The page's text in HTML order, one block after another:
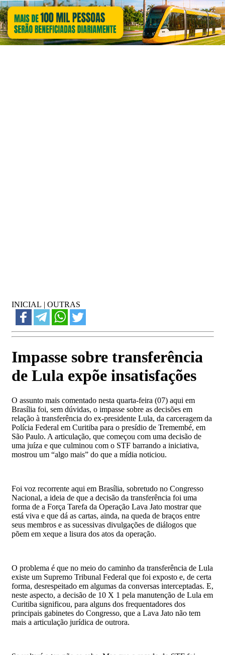
INICIAL | OUTRAS
Impasse sobre transferência
de Lula expõe insatisfações
O assunto mais comentado nesta quarta-feira (07) aqui em
Brasília foi, sem dúvidas, o impasse sobre as decisões em
relação à transferência do ex-presidente Lula, da carceragem da
Polícia Federal em Curitiba para o presídio de Tremembé, em
São Paulo. A articulação, que começou com uma decisão de
uma juíza e que culminou com o STF barrando a iniciativa,
mostrou um “algo mais” do que a mídia noticiou.
Foi voz recorrente aqui em Brasília, sobretudo no Congresso
Nacional, a ideia de que a decisão da transferência foi uma
forma de a Força Tarefa da Operação Lava Jato mostrar que
está viva e que dá as cartas, ainda, na queda de braços entre
seus membros e as sucessivas divulgações de diálogos que
põem em xeque a lisura dos atos da operação.
O problema é que no meio do caminho da transferência de Lula
existe um Supremo Tribunal Federal que foi exposto e, de certa
forma, desrespeitado em algumas da conversas interceptadas. E,
neste aspecto, a decisão de 10 X 1 pela manutenção de Lula em
Curitiba significou, para alguns dos frequentadores dos
principais gabinetes do Congresso, que a Lava Jato não tem
mais a articulação jurídica de outrora.